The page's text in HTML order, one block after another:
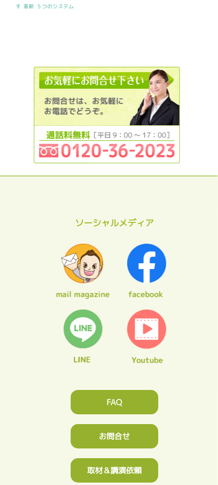
す 革新 ５つのシステム
ソーシャルメディア
FAQ
お問合せ
取材＆講演依頼